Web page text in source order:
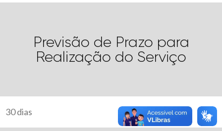
Previsão de Prazo para
Realização do Serviço
30 dias